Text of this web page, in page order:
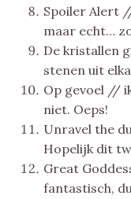
Spoiler Alert
maar echt…
De kristallen
stenen uit
Op gevoel //
niet. Oeps!
Unravel the
Hopelijk dit
Great
fantastisch,